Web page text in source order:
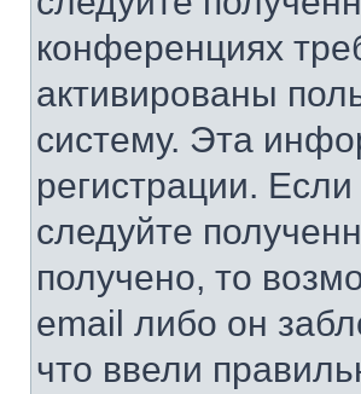
конференциях
активированы
систему. Эта
регистрации.
следуйте
получено, то
email либо он
что ввели